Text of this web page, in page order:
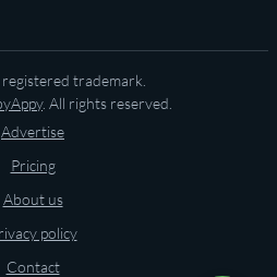
trademark.
. All rights reserved.
Advertise
Pricing
About us
policy
Contact